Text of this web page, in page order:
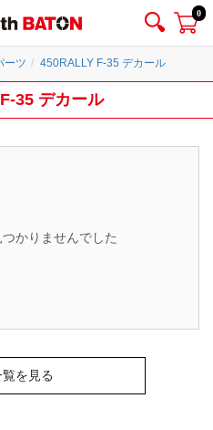
0
ーツ 450RALLY F-35 デカール
35 デカール
かりませんでした
を見る